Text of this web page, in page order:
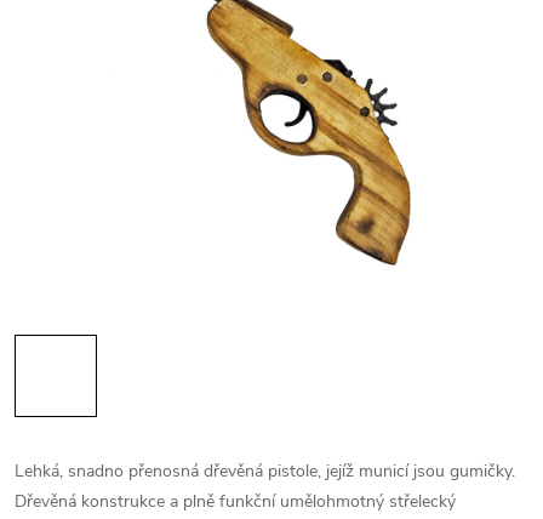
Lehká, snadno přenosná dřevěná pistole, jejíž municí jsou gumičky.
Dřevěná konstrukce a plně funkční umělohmotný střelecký